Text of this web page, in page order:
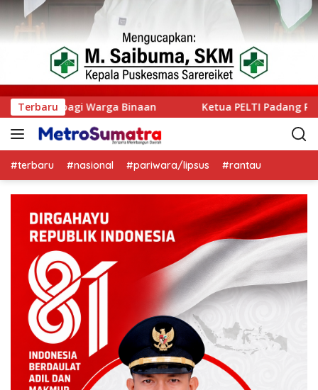
Terbaru
PELTI Padang Prof Ahmad Wira Buka Iwan Tennis Club
#terbaru #nasional #pariwara/lipsus #rantau